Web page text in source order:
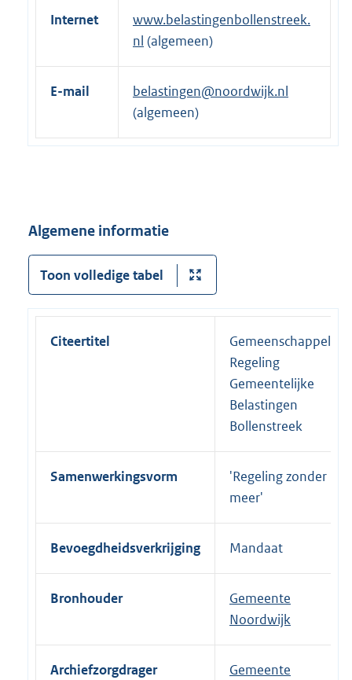
Internet
www.belastingenbollenstreek.
nl (algemeen)
E-mail
belastingen@noordwijk.nl
(algemeen)
Algemene informatie
Toon volledige tabel
Citeertitel
Gemeenschappelijke
Regeling
Gemeentelijke
Belastingen
Bollenstreek
Samenwerkingsvorm
'Regeling zonder
meer'
Bevoegdheidsverkrijging Mandaat
Bronhouder
Gemeente
Noordwijk
Archiefzorgdrager Gemeente